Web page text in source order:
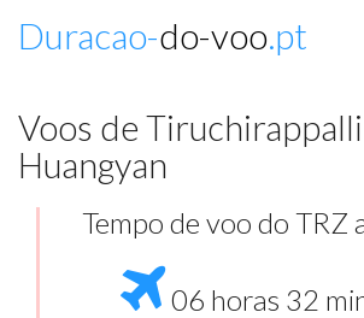
Duracao-do-voo.pt
Voos de
Huangyan
Tempo de voo do TRZ
06 horas 32